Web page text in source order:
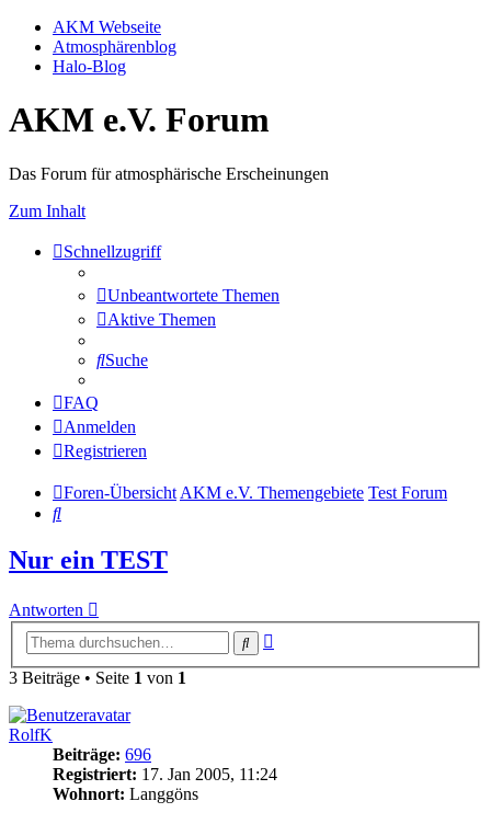
AKM Webseite
Atmosphärenblog
Halo-Blog
AKM e.V. Forum
Das Forum für atmosphärische Erscheinungen
Zum Inhalt
Schnellzugriff
Unbeantwortete Themen
Aktive Themen
Suche
FAQ
Anmelden
Registrieren
Foren-Übersicht AKM e.V. Themengebiete Test Forum
Suche
Nur ein TEST
Antworten
Suche
3 Beiträge • Seite 1 von 1
RolfK
Beiträge: 696
Registriert: 17. Jan 2005, 11:24
Wohnort: Langgöns